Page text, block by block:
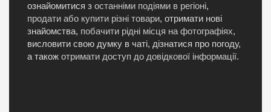
ознайомитися з останніми подіями в регіоні,
продати або купити різні товари, отримати нові
знайомства, побачити рідні місця на фотографіях,
висловити свою думку в чаті, дізнатися про погоду,
а також отримати доступ до довідкової інформації.